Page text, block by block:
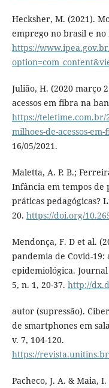
Hecksher, M. (2021).
emprego no brasil e no
https://
Julião, H. (2020 março
acessos em fibra na
https://teletime.com.br/
milhoes-de-acessos-
16/05/2021.
Maletta, A. P. B.;
Infância em tempos de
práticas pedagógicas?
20. https://doi.org/
Mendonça, F. D et al.
pandemia de Covid-19:
epidemiológica.
5, n. 1, 20-37. http://
autor (supressão).
de smartphones em
v. 7, 104-120.
https://
Pacheco, J. A. & Maia,